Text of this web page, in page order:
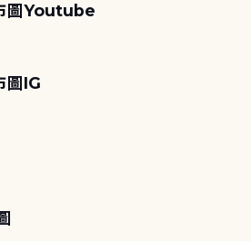
圖Youtube
圖IG